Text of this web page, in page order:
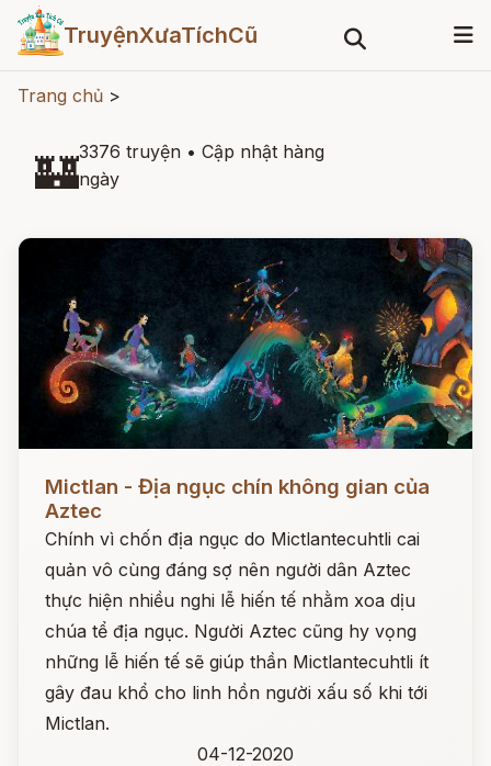
TruyệnXưaTíchCũ
Trang chủ >
🏰3376 truyện • Cập nhật hàng
ngày
Mictlan - Địa ngục chín không gian của
Aztec
Chính vì chốn địa ngục do Mictlantecuhtli cai
quản vô cùng đáng sợ nên người dân Aztec
thực hiện nhiều nghi lễ hiến tế nhằm xoa dịu
chúa tể địa ngục. Người Aztec cũng hy vọng
những lễ hiến tế sẽ giúp thần Mictlantecuhtli ít
gây đau khổ cho linh hồn người xấu số khi tới
Mictlan.
04-12-2020